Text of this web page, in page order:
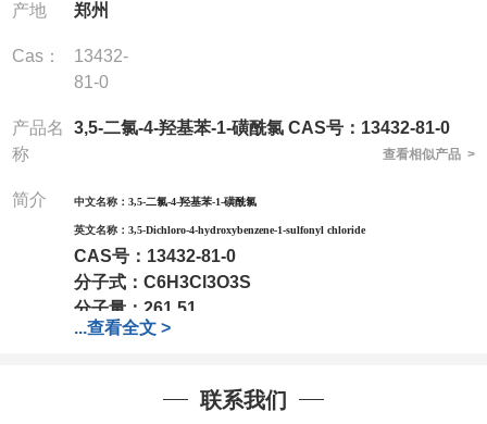
产地 郑州
Cas：
13432-
81-0
产品名
称
3,5-二氯-4-羟基苯-1-磺酰氯 CAS号：13432-81-0
查看相似产品 >
简介 中文名称： 3,5-二氯-4-羟基苯-1-磺酰氯
英文名称： 3,5-Dichloro-4-hydroxybenzene-1-sulfonyl chloride
CAS号： 13432-81-0
分子式： C6H3Cl3O3S
分子量： 261.51
包装：1Mg ; 5Mg;10Mg ;100Mg;250Mg ;500Mg
我司对高校及科研单位先发货和
作中有用到的试剂,欢迎前来询购,如若出现质量问题,
...查看全文 >
联系我们